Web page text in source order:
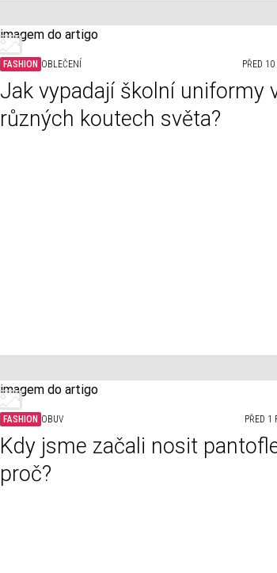
FASHION OBLEČENÍ PŘED 10
Jak vypadají školní uniformy
různých koutech světa?
FASHION OBUV PŘED 1
Kdy jsme začali nosit
proč?